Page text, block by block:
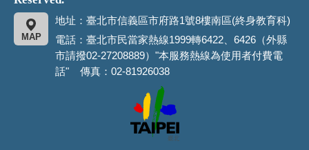
地址：臺北市信義區市府路1號8樓南區(終身教育科)
MAP
電話：臺北市民當家熱線1999轉6422、6426（外縣
市請撥02-27208889）"本服務熱線為使用者付費電
話" 傳真：02-81926038
市
政